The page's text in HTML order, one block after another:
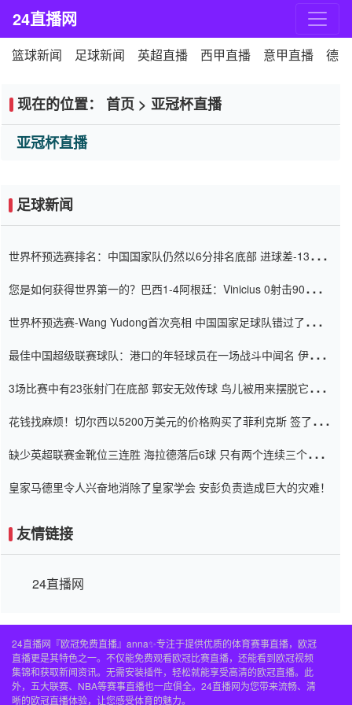
24直播网
篮球新闻 足球新闻 英超直播 西甲直播 意甲直播 德
现在的位置： 首页 > 亚冠杯直播
亚冠杯直播
足球新闻
世界杯预选赛排名：中国国家队仍然以6分排名底部 进球差-13令人
您是如何获得世界第一的？巴西1-4阿根廷：Vinicius 0射击90分钟
世界杯预选赛-Wang Yudong首次亮相 中国国家足球队错过了世界
最佳中国超级联赛球队：港口的年轻球员在一场战斗中闻名 伊万放
3场比赛中有23张射门在底部 郭安无效传球 鸟儿被用来摆脱它
花钱找麻烦！切尔西以5200万美元的价格购买了菲利克斯 签了7年
缺少英超联赛金靴位三连胜 海拉德落后6球 只有两个连续三个连续
皇家马德里令人兴奋地消除了皇家学会 安彭负责造成巨大的灾难！
友情链接
24直播网
24直播网『欧冠免费直播』anna✨专注于提供优质的体育赛事直播，欧冠
直播更是其特色之一。不仅能免费观看欧冠比赛直播，还能看到欧冠视频
集锦和获取新闻资讯。无需安装插件，轻松就能享受高清的欧冠直播。此
外，五大联赛、NBA等赛事直播也一应俱全。24直播网为您带来流畅、清
晰的欧冠直播体验，让您感受体育的魅力。